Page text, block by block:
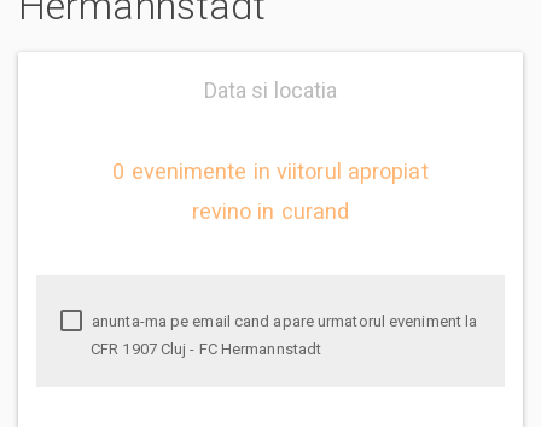
Data si locatia
0 evenimente in viitorul apropiat
revino in curand
CFR 1907 Cluj - FC Hermannstadt